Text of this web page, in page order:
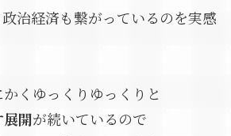
治経済も繋がっているのを実感
くゆっくりゆっくりと
開が続いているので